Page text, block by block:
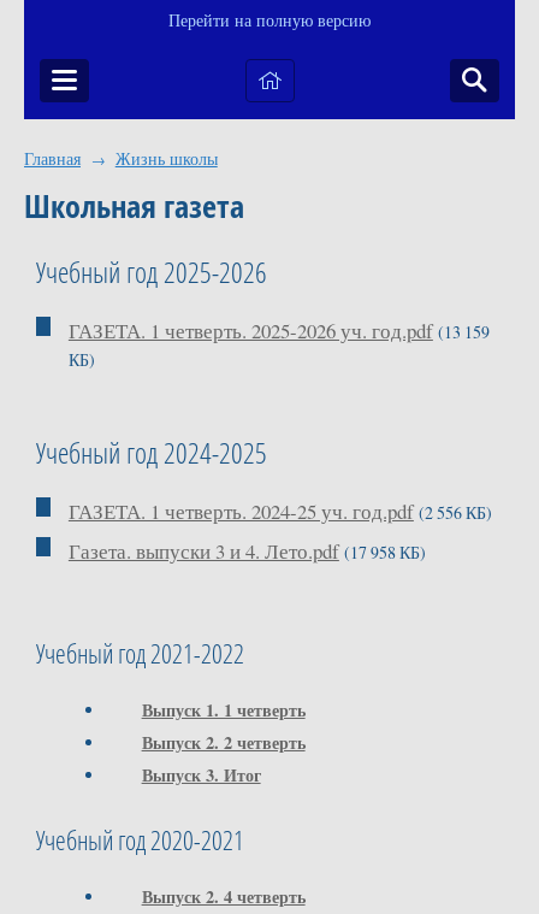
Перейти на полную версию
Главная → Жизнь школы
Школьная газета
Учебный год 2025-2026
ГАЗЕТА. 1 четверть. 2025-2026 уч. год.pdf (13 159
КБ)
Учебный год 2024-2025
ГАЗЕТА. 1 четверть. 2024-25 уч. год.pdf (2 556 КБ)
Газета. выпуски 3 и 4. Лето.pdf (17 958 КБ)
Учебный год 2021-2022
Выпуск 1. 1 четверть
Выпуск 2. 2 четверть
Выпуск 3. Итог
Учебный год 2020-2021
Выпуск 2. 4 четверть